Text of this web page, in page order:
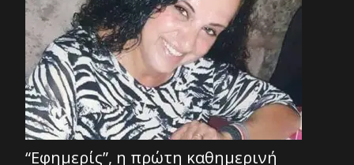
“Εφημερίς”, η πρώτη καθημερινή